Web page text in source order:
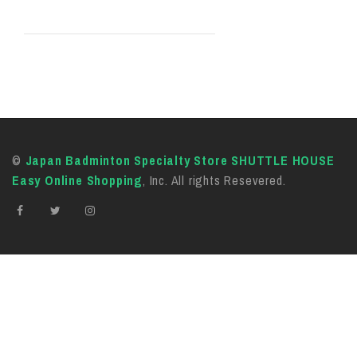
© Japan Badminton Specialty Store SHUTTLE HOUSE
Easy Online Shopping, Inc. All rights Resevered.